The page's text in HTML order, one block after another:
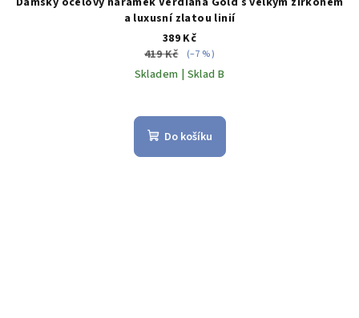
a luxusní zlatou linií
389 Kč
419 Kč
(–7 %)
Skladem | Sklad B
Do košíku